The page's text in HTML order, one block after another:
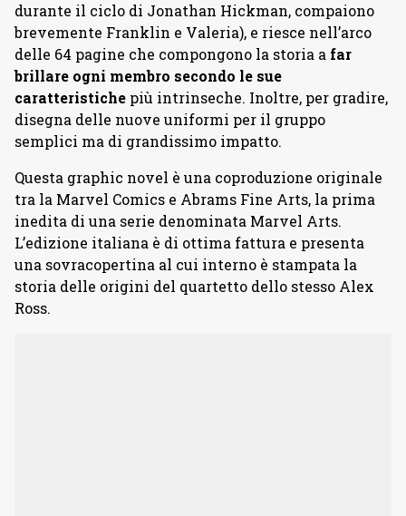
durante il ciclo di Jonathan Hickman, compaiono
brevemente Franklin e Valeria), e riesce nell’arco
delle 64 pagine che compongono la storia a far
brillare ogni membro secondo le sue
caratteristiche più intrinseche. Inoltre, per gradire,
disegna delle nuove uniformi per il gruppo
semplici ma di grandissimo impatto.
Questa graphic novel è una coproduzione originale
tra la Marvel Comics e Abrams Fine Arts, la prima
inedita di una serie denominata Marvel Arts.
L’edizione italiana è di ottima fattura e presenta
una sovracopertina al cui interno è stampata la
storia delle origini del quartetto dello stesso Alex
Ross.